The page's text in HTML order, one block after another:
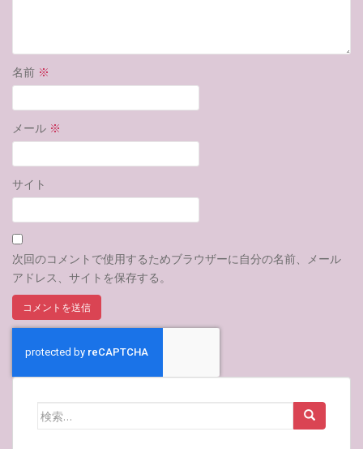
名前 ※
メール ※
サイト
次回のコメントで使用するためブラウザーに自分の名前、メール
アドレス、サイトを保存する。
検